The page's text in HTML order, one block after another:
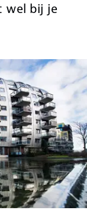
wel bij je